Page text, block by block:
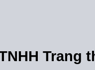
Trang